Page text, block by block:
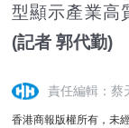
型顯示產業高
(記者 郭代勤)
責任編輯：蔡
香港商報版權所有，未